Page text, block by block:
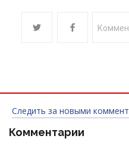
Следить за новыми
Комментарии